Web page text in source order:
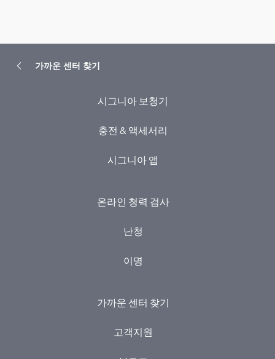
가까운 센터 찾기
시그니아 보청기
충전 & 액세서리
시그니아 앱
온라인 청력 검사
난청
이명
가까운 센터 찾기
고객지원